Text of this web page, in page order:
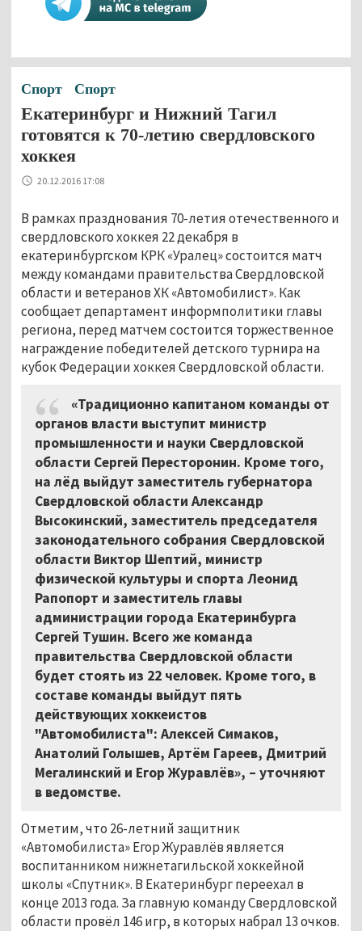
Спорт Спорт
Екатеринбург и Нижний Тагил
готовятся к 70-летию свердловского
хоккея
20.12.2016 17:08
В рамках празднования 70-летия отечественного и
свердловского хоккея 22 декабря в
екатеринбургском КРК «Уралец» состоится матч
между командами правительства Свердловской
области и ветеранов ХК «Автомобилист». Как
сообщает департамент информполитики главы
региона, перед матчем состоится торжественное
награждение победителей детского турнира на
кубок Федерации хоккея Свердловской области.
«Традиционно капитаном команды от
органов власти выступит министр
промышленности и науки Свердловской
области Сергей Пересторонин. Кроме того,
на лёд выйдут заместитель губернатора
Свердловской области Александр
Высокинский, заместитель председателя
законодательного собрания Свердловской
области Виктор Шептий, министр
физической культуры и спорта Леонид
Рапопорт и заместитель главы
администрации города Екатеринбурга
Сергей Тушин. Всего же команда
правительства Свердловской области
будет стоять из 22 человек. Кроме того, в
составе команды выйдут пять
действующих хоккеистов
"Автомобилиста": Алексей Симаков,
Анатолий Голышев, Артём Гареев, Дмитрий
Мегалинский и Егор Журавлёв», – уточняют
в ведомстве.
Отметим, что 26-летний защитник
«Автомобилиста» Егор Журавлёв является
воспитанником нижнетагильской хоккейной
школы «Спутник». В Екатеринбург переехал в
конце 2013 года. За главную команду Свердловской
области провёл 146 игр, в которых набрал 13 очков.